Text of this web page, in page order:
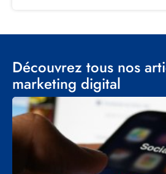
Découvrez tous nos
marketing digital
Visuel
principal